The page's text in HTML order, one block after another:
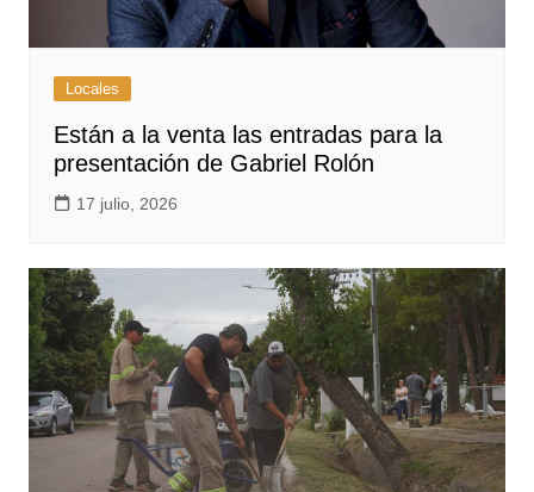
Locales
Están a la venta las entradas para la
presentación de Gabriel Rolón
17 julio, 2026